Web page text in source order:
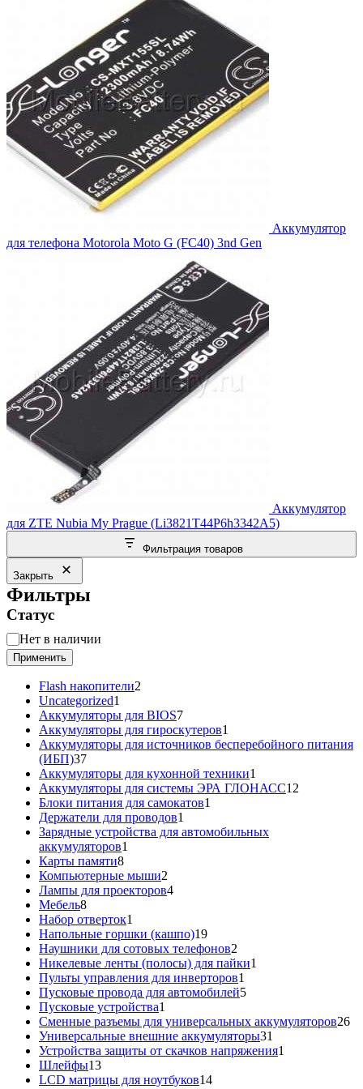
Аккумулятор
для телефона Motorola Moto G (FC40) 3nd Gen
Аккумулятор
для ZTE Nubia My Prague (Li3821T44P6h3342A5)
Фильтрация товаров
Закрыть
Фильтры
Статус
Статус
Нет в наличии
Применить
Flash накопители2
Uncategorized1
товар
Аккумуляторы для BIOS77
товаров
Аккумуляторы для гироскутеров1
товар
Аккумуляторы для источников бесперебойного питания
(ИБП)3737
товаров
Аккумуляторы для кухонной техники1
товар
Аккумуляторы для системы ЭРА ГЛОНАСС12
Блоки питания для самокатов1
Держатели для проводов1
товар
Зарядные устройства для автомобильных
аккумуляторов1
Карты памяти88
товаров
Компьютерные мыши2
товара
Лампы для проекторов44
Мебель88
товаров
Набор отверток1
товар
Напольные горшки (кашпо)1919
товаров
Наушники для сотовых телефонов2
товара
Никелевые ленты (полосы) для пайки1
Пульты управления для инверторов1
товар
Пусковые провода для автомобилей55
Пусковые устройства1
товар
Сменные разъемы для универсальных аккумуляторов2626
Универсальные внешние аккумуляторы31
товар
Устройства защиты от скачков напряжения1
Шлейфы1313
товаров
LCD матрицы для ноутбуков1414